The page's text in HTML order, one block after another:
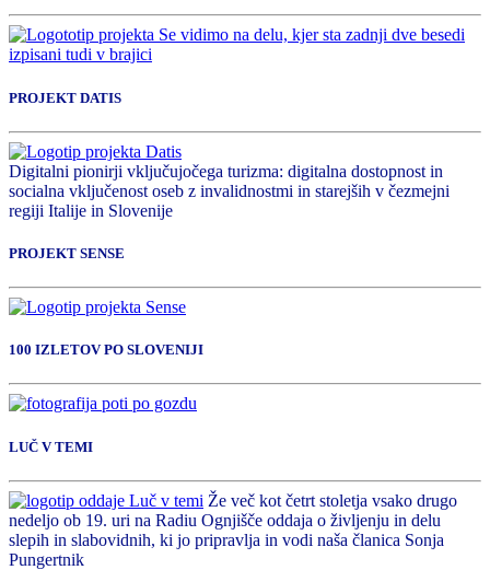
PROJEKT DATIS
Digitalni pionirji vključujočega turizma: digitalna dostopnost in
socialna vključenost oseb z invalidnostmi in starejših v čezmejni
regiji Italije in Slovenije
PROJEKT SENSE
100 IZLETOV PO SLOVENIJI
LUČ V TEMI
Že več kot četrt stoletja vsako drugo
nedeljo ob 19. uri na Radiu Ognjišče oddaja o življenju in delu
slepih in slabovidnih, ki jo pripravlja in vodi naša članica Sonja
Pungertnik